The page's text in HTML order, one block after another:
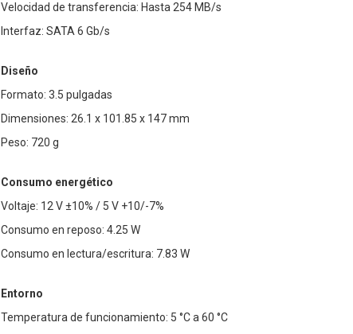
Velocidad de transferencia: Hasta 254 MB/s
Interfaz: SATA 6 Gb/s
Diseño
Formato: 3.5 pulgadas
Dimensiones: 26.1 x 101.85 x 147 mm
Peso: 720 g
Consumo energético
Voltaje: 12 V ±10% / 5 V +10/-7%
Consumo en reposo: 4.25 W
Consumo en lectura/escritura: 7.83 W
Entorno
Temperatura de funcionamiento: 5 °C a 60 °C